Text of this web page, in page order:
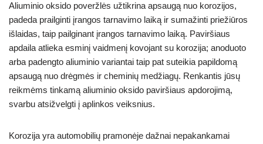
Aliuminio oksido poveržlės užtikrina apsaugą nuo korozijos,
padeda prailginti įrangos tarnavimo laiką ir sumažinti priežiūros
išlaidas, taip pailginant įrangos tarnavimo laiką. Paviršiaus
apdaila atlieka esminį vaidmenį kovojant su korozija; anoduoto
arba padengto aliuminio variantai taip pat suteikia papildomą
apsaugą nuo drėgmės ir cheminių medžiagų. Renkantis jūsų
reikmėms tinkamą aliuminio oksido paviršiaus apdorojimą,
svarbu atsižvelgti į aplinkos veiksnius.
Korozija yra automobilių pramonėje dažnai nepakankamai